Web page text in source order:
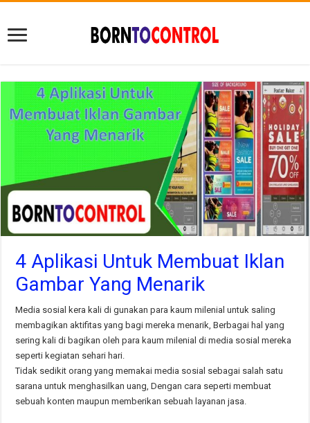
4 Aplikasi Untuk Membuat Iklan
Gambar Yang Menarik
Media sosial kera kali di gunakan para kaum milenial untuk saling
membagikan aktifitas yang bagi mereka menarik, Berbagai hal yang
sering kali di bagikan oleh para kaum milenial di media sosial mereka
seperti kegiatan sehari hari.
Tidak sedikit orang yang memakai media sosial sebagai salah satu
sarana untuk menghasilkan uang, Dengan cara seperti membuat
sebuah konten maupun memberikan sebuah layanan jasa.